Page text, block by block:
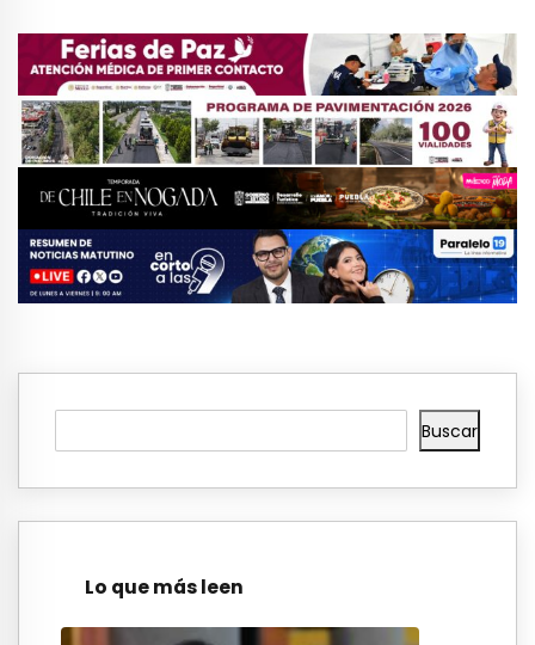
Buscar
Lo que más leen